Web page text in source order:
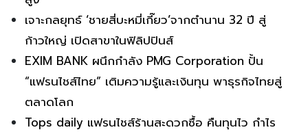
เจาะกลยุทธ์ ‘ชายสี่บะหมี่เกี๊ยว’จากตำนาน 32 ปี สู่
ก้าวใหญ่ เปิดสาขาในฟิลิปปินส์
EXIM BANK ผนึกกำลัง PMG Corporation ปั้น
“แฟรนไชส์ไทย” เติมความรู้และเงินทุน พาธุรกิจไทยสู่
ตลาดโลก
Tops daily แฟรนไชส์ร้านสะดวกซื้อ คืนทุนไว กำไร